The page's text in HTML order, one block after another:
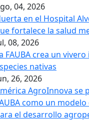
04, 2026
en el Hospital
fortalece la salud
08, 2026
FAUBA crea un
nativas
26, 2026
AgroInnova se
como un
el desarrollo